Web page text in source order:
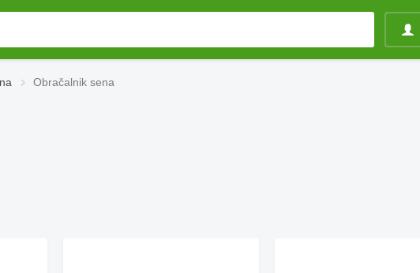
Obračalnik sena